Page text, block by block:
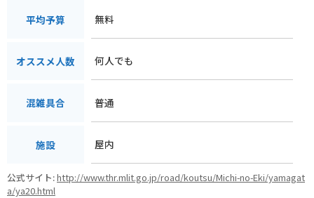
平均予算 無料
オススメ人数 何人でも
混雑具合 普通
施設 屋内
公式サイト:http://www.thr.mlit.go.jp/road/koutsu/Michi-no-Eki/yamagat
a/ya20.html